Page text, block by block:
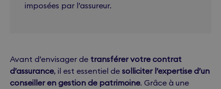
imposées par l’assureur.
Avant d’envisager de transférer votre contrat
d’assurance, il est essentiel de solliciter l’expertise d’un
conseiller en gestion de patrimoine. Grâce à une